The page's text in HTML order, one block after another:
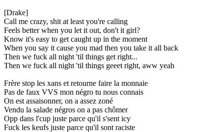
[Drake]
Call me crazy, shit at least you're calling
Feels better when you let it out, don't it girl?
Know it's easy to get caught up in the moment
When you say it cause you mad then you take it all back
Then we fuck all night 'til things get right...
Then we fuck all night 'til things geeet right, aww yeah
Frère stop les xans et retourne faire la monnaie
Pas de faux VVS mon négro tu nous connais
On est assaisonner, on a assez zoné
Vendu la salade négros on a pas chômer
Opp dans l'cup juste parce qu'il s'sent icy
Fuck les keufs juste parce qu'il sont raciste